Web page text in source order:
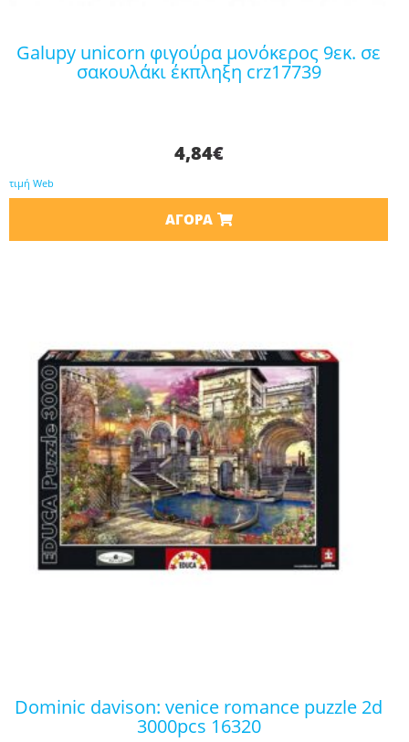
galupy unicorn φιγούρα μονόκερος 9εκ. σε
σακουλάκι έκπληξη crz17739
4,84€
τιμή Web
ΑΓΟΡΆ
dominic davison: venice romance puzzle 2d
3000pcs 16320